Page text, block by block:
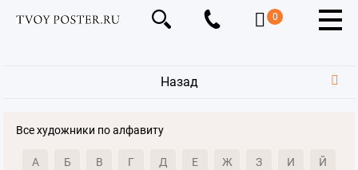
0
Назад
Все художники по алфавиту
А Б В Г Д Е Ж З И Й